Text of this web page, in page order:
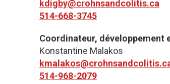
kdigby@crohnsandcolitis.ca
514-668-3745
Coordinateur, développement
Konstantine Malakos
514-968-2079